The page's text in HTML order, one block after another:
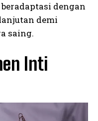
dengan
demi
saing.
Inti